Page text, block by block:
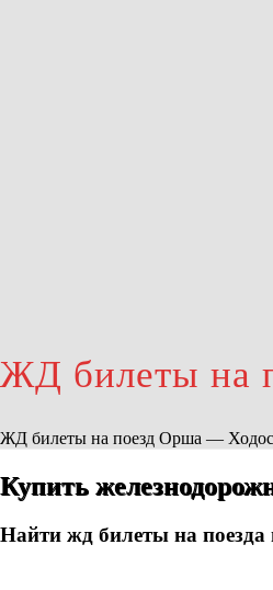
ЖД билеты на
ЖД билеты на поезд Орша —
Купить
Найти жд билеты на